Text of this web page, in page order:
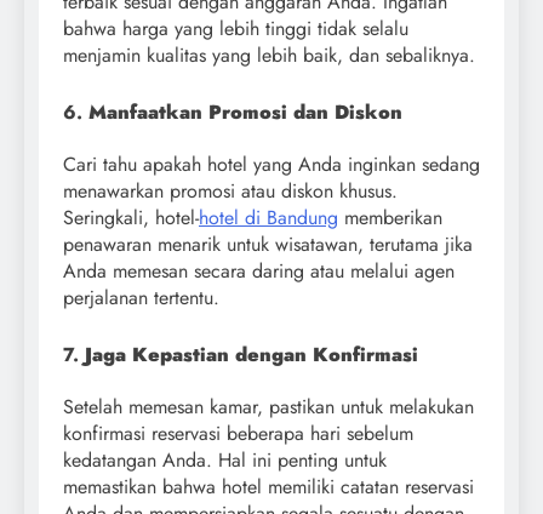
bahwa harga yang lebih tinggi tidak selalu
menjamin kualitas yang lebih baik, dan sebaliknya.
6. Manfaatkan Promosi dan Diskon
Cari tahu apakah hotel yang Anda inginkan sedang
menawarkan promosi atau diskon khusus.
Seringkali, hotel-hotel di Bandung memberikan
penawaran menarik untuk wisatawan, terutama jika
Anda memesan secara daring atau melalui agen
perjalanan tertentu.
7. Jaga Kepastian dengan Konfirmasi
Setelah memesan kamar, pastikan untuk melakukan
konfirmasi reservasi beberapa hari sebelum
kedatangan Anda. Hal ini penting untuk
memastikan bahwa hotel memiliki catatan reservasi